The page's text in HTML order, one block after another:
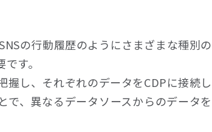
の行動履歴のようにさまざまな種別の
す。
し、それぞれのデータをCDPに接続し
で、異なるデータソースからのデータを